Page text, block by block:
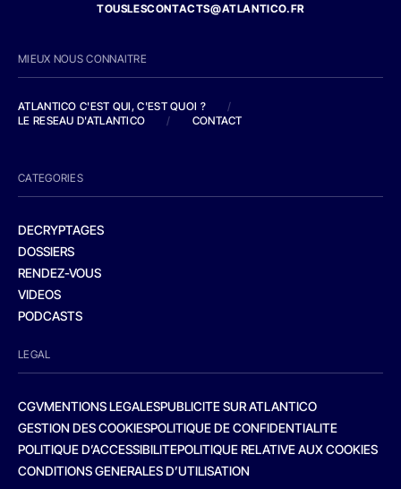
TOUSLESCONTACTS@ATLANTICO.FR
MIEUX NOUS CONNAITRE
ATLANTICO C'EST QUI, C'EST QUOI ?
/
LE RESEAU D'ATLANTICO
/ CONTACT
CATEGORIES
DECRYPTAGES
DOSSIERS
RENDEZ-VOUS
VIDEOS
PODCASTS
LEGAL
CGVMENTIONS LEGALESPUBLICITE SUR ATLANTICO
GESTION DES COOKIESPOLITIQUE DE CONFIDENTIALITE
POLITIQUE D’ACCESSIBILITEPOLITIQUE RELATIVE AUX COOKIES
CONDITIONS GENERALES D’UTILISATION